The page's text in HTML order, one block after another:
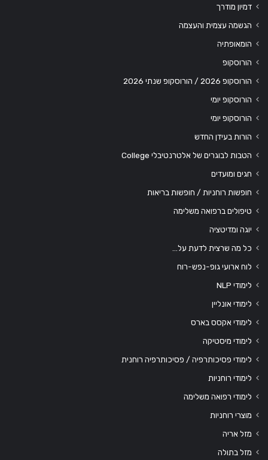
דמיון מודרך
הגשמה עצמית והעצמה
הומאופתיה
הורוסקופ
הורוסקופ 2026 / הורוסקופ שנתי 2026
הורוסקופ יומי
הורוסקופ יומי
הורות בעידן החדש
הטבות לבוגרים של אלטרנטיבלי College
חגים ומועדים
חופשות רוחניות / חופשות בריאות
טיפולים ברפואה משלימה
יוגה ומדיטציה
כל מה שרצית לדעת על…
לוח ארועי גופ-נפש-רוח
לימודי NLP
לימודי אונליין
לימודי אקסס בארס
לימודי מיסטיקה
לימודי פסיכותרפיה / פסיכותרפיה רוחנית
לימודי רוחניות
לימודי רפואה משלימה
מוצרי רוחניות
מזל אריה
מזל בתולה